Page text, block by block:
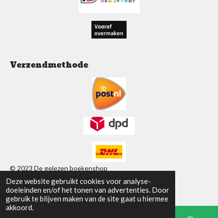
Deze website gebruikt cookies voor analyse-
doeleinden en/of het tonen van advertenties. Door
gebruik te blijven maken van de site gaat u hiermee
akkoord.
Verzendmethode
© 2023 De gelezen boekenshop
Powered byJouwWeb